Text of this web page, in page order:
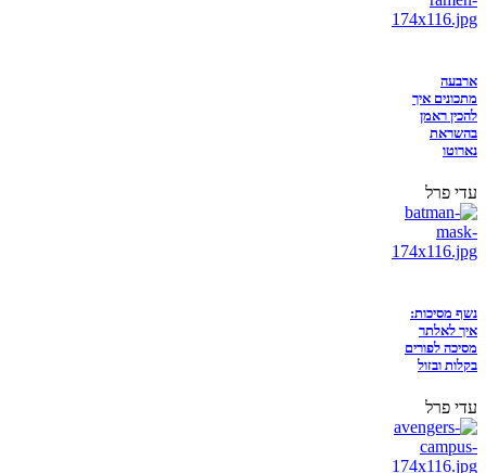
ארבעה
מתכונים איך
להכין ראמן
בהשראת
נארוטו
עדי פרל
נשף מסיכות:
איך לאלתר
מסיכה לפורים
בקלות ובזול
עדי פרל